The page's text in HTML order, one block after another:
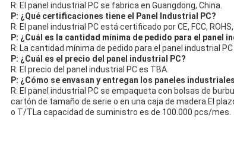
R: El panel industrial PC se fabrica en Guangdong, China.
P: ¿Qué certificaciones tiene el Panel Industrial PC?
R: El panel industrial PC está certificado por CE, FCC, ROHS,
P: ¿Cuál es la cantidad mínima de pedido para el panel
R: La cantidad mínima de pedido para el panel industrial PC
P: ¿Cuál es el precio del panel industrial PC?
R: El precio del panel industrial PC es TBA.
P: ¿Cómo se envasan y entregan los paneles
R: El panel industrial PC se empaqueta con bolsas de
cartón de tamaño de serie o en una caja de madera.El
o T/TLa capacidad de suministro es de 100.000 pcs/mes.